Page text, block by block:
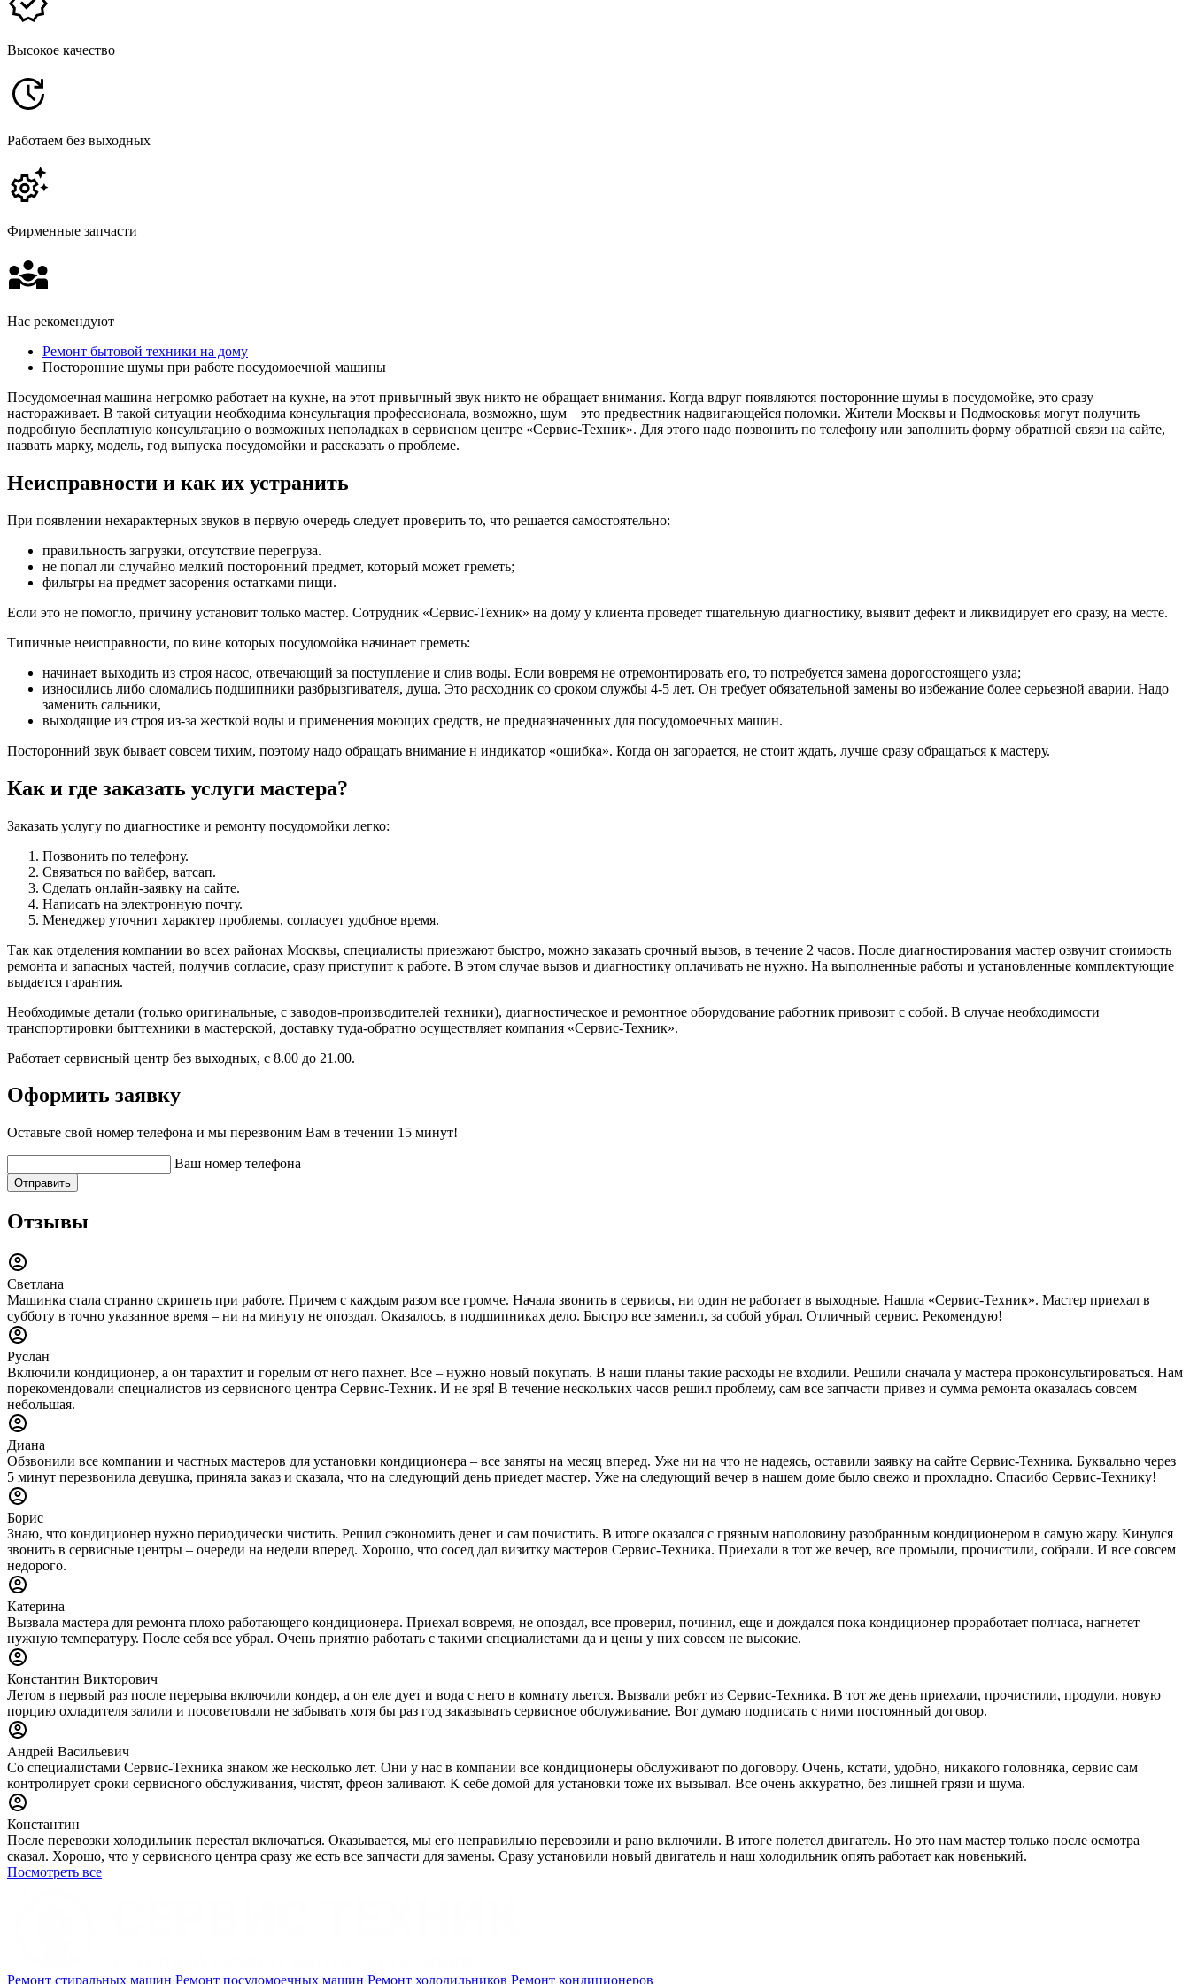
Высокое качество
Работаем без выходных
Фирменные запчасти
Нас рекомендуют
Ремонт бытовой техники на дому
Посторонние шумы при работе посудомоечной машины
Посудомоечная машина негромко работает на кухне, на этот привычный звук никто не обращает внимания. Когда вдруг появляются посторонние шумы в посудомойке, это сразу
настораживает. В такой ситуации необходима консультация профессионала, возможно, шум – это предвестник надвигающейся поломки. Жители Москвы и Подмосковья могут получить
подробную бесплатную консультацию о возможных неполадках в сервисном центре «Сервис-Техник». Для этого надо позвонить по телефону или заполнить форму обратной связи на сайте,
назвать марку, модель, год выпуска посудомойки и рассказать о проблеме.
Неисправности и как их устранить
При появлении нехарактерных звуков в первую очередь следует проверить то, что решается самостоятельно:
правильность загрузки, отсутствие перегруза.
не попал ли случайно мелкий посторонний предмет, который может греметь;
фильтры на предмет засорения остатками пищи.
Если это не помогло, причину установит только мастер. Сотрудник «Сервис-Техник» на дому у клиента проведет тщательную диагностику, выявит дефект и ликвидирует его сразу, на месте.
Типичные неисправности, по вине которых посудомойка начинает греметь:
начинает выходить из строя насос, отвечающий за поступление и слив воды. Если вовремя не отремонтировать его, то потребуется замена дорогостоящего узла;
износились либо сломались подшипники разбрызгивателя, душа. Это расходник со сроком службы 4-5 лет. Он требует обязательной замены во избежание более серьезной аварии. Надо
заменить сальники,
выходящие из строя из-за жесткой воды и применения моющих средств, не предназначенных для посудомоечных машин.
Посторонний звук бывает совсем тихим, поэтому надо обращать внимание н индикатор «ошибка». Когда он загорается, не стоит ждать, лучше сразу обращаться к мастеру.
Как и где заказать услуги мастера?
Заказать услугу по диагностике и ремонту посудомойки легко:
Позвонить по телефону.
Связаться по вайбер, ватсап.
Сделать онлайн-заявку на сайте.
Написать на электронную почту.
Менеджер уточнит характер проблемы, согласует удобное время.
Так как отделения компании во всех районах Москвы, специалисты приезжают быстро, можно заказать срочный вызов, в течение 2 часов. После диагностирования мастер озвучит стоимость
ремонта и запасных частей, получив согласие, сразу приступит к работе. В этом случае вызов и диагностику оплачивать не нужно. На выполненные работы и установленные комплектующие
выдается гарантия.
Необходимые детали (только оригинальные, с заводов-производителей техники), диагностическое и ремонтное оборудование работник привозит с собой. В случае необходимости
транспортировки быттехники в мастерской, доставку туда-обратно осуществляет компания «Сервис-Техник».
Работает сервисный центр без выходных, с 8.00 до 21.00.
Оформить заявку
Оставьте свой номер телефона и мы перезвоним Вам в течении 15 минут!
Ваш номер телефона
Отправить
Отзывы
Светлана
Машинка стала странно скрипеть при работе. Причем с каждым разом все громче. Начала звонить в сервисы, ни один не работает в выходные. Нашла «Сервис-Техник». Мастер приехал в
субботу в точно указанное время – ни на минуту не опоздал. Оказалось, в подшипниках дело. Быстро все заменил, за собой убрал. Отличный сервис. Рекомендую!
Руслан
Включили кондиционер, а он тарахтит и горелым от него пахнет. Все – нужно новый покупать. В наши планы такие расходы не входили. Решили сначала у мастера проконсультироваться. Нам
порекомендовали специалистов из сервисного центра Сервис-Техник. И не зря! В течение нескольких часов решил проблему, сам все запчасти привез и сумма ремонта оказалась совсем
небольшая.
Диана
Обзвонили все компании и частных мастеров для установки кондиционера – все заняты на месяц вперед. Уже ни на что не надеясь, оставили заявку на сайте Сервис-Техника. Буквально через
5 минут перезвонила девушка, приняла заказ и сказала, что на следующий день приедет мастер. Уже на следующий вечер в нашем доме было свежо и прохладно. Спасибо Сервис-Технику!
Борис
Знаю, что кондиционер нужно периодически чистить. Решил сэкономить денег и сам почистить. В итоге оказался с грязным наполовину разобранным кондиционером в самую жару. Кинулся
звонить в сервисные центры – очереди на недели вперед. Хорошо, что сосед дал визитку мастеров Сервис-Техника. Приехали в тот же вечер, все промыли, прочистили, собрали. И все совсем
недорого.
Катерина
Вызвала мастера для ремонта плохо работающего кондиционера. Приехал вовремя, не опоздал, все проверил, починил, еще и дождался пока кондиционер проработает полчаса, нагнетет
нужную температуру. После себя все убрал. Очень приятно работать с такими специалистами да и цены у них совсем не высокие.
Константин Викторович
Летом в первый раз после перерыва включили кондер, а он еле дует и вода с него в комнату льется. Вызвали ребят из Сервис-Техника. В тот же день приехали, прочистили, продули, новую
порцию охладителя залили и посоветовали не забывать хотя бы раз год заказывать сервисное обслуживание. Вот думаю подписать с ними постоянный договор.
Андрей Васильевич
Со специалистами Сервис-Техника знаком же несколько лет. Они у нас в компании все кондиционеры обслуживают по договору. Очень, кстати, удобно, никакого головняка, сервис сам
контролирует сроки сервисного обслуживания, чистят, фреон заливают. К себе домой для установки тоже их вызывал. Все очень аккуратно, без лишней грязи и шума.
Константин
После перевозки холодильник перестал включаться. Оказывается, мы его неправильно перевозили и рано включили. В итоге полетел двигатель. Но это нам мастер только после осмотра
сказал. Хорошо, что у сервисного центра сразу же есть все запчасти для замены. Сразу установили новый двигатель и наш холодильник опять работает как новенький.
Посмотреть все
Ремонт стиральных машин Ремонт посудомоечных машин Ремонт холодильников Ремонт кондиционеров